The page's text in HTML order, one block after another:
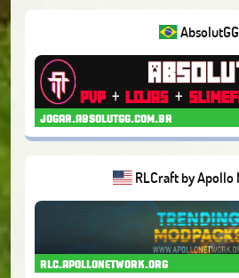
AbsolutGG
jogar.absolutgg.com.br
RLCraft by
rlc.apollonetwork.org